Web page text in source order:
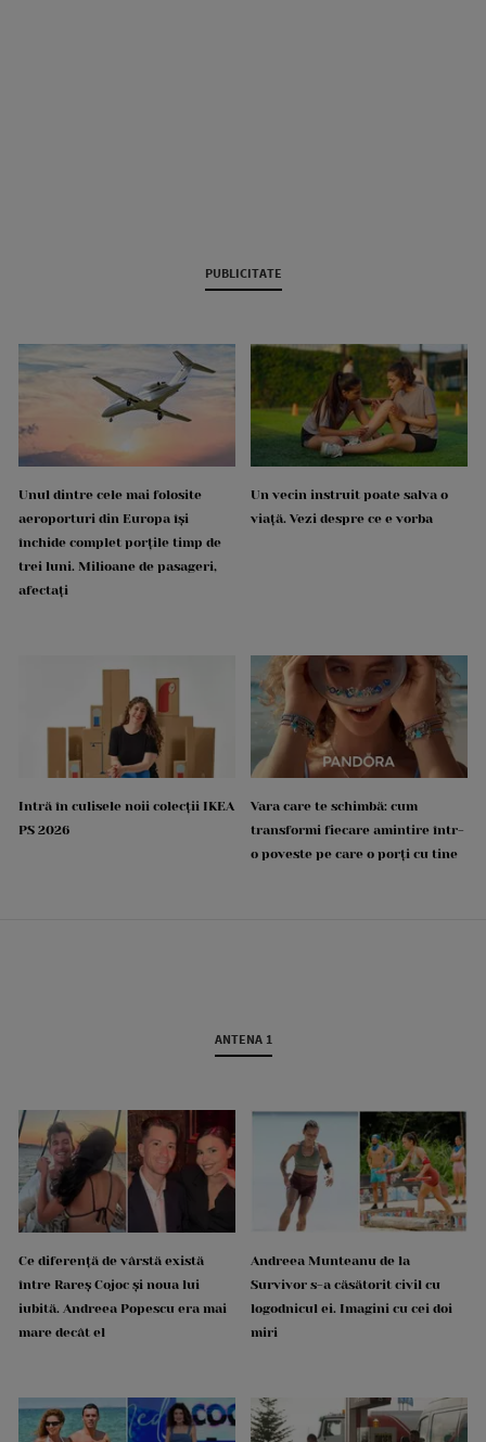
PUBLICITATE
Unul dintre cele mai folosite
aeroporturi din Europa își
închide complet porțile timp de
trei luni. Milioane de pasageri,
afectați
Un vecin instruit poate salva o
viață. Vezi despre ce e vorba
Intră în culisele noii colecții IKEA
PS 2026
Vara care te schimbă: cum
transformi fiecare amintire într-
o poveste pe care o porți cu tine
ANTENA 1
Ce diferență de vârstă există
între Rareș Cojoc și noua lui
iubită. Andreea Popescu era mai
mare decât el
Andreea Munteanu de la
Survivor s-a căsătorit civil cu
logodnicul ei. Imagini cu cei doi
miri